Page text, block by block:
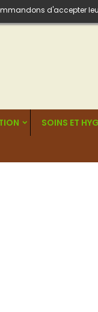
d'accepter
SOINS ET